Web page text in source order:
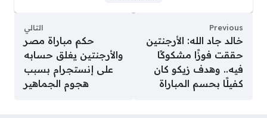
Previous
خالد جاد الله: الأرجنتين
حققت فوزًا مشكوكًا
فيه.. وهدف زيكو كان
كفيلًا بحسم المباراة
التالي
حكم مباراة مصر
والأرجنتين يغلق حسابه
على إنستجرام بسبب
هجوم الجماهير